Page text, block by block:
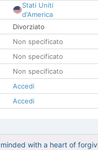
Stati Uniti
d'America
Divorziato
Non specificato
Non specificato
Non specificato
Accedi
Accedi
with a heart of